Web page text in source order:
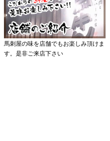
馬刺屋の味を店舗でもお楽しみ頂けま
す。是非ご来店下さい